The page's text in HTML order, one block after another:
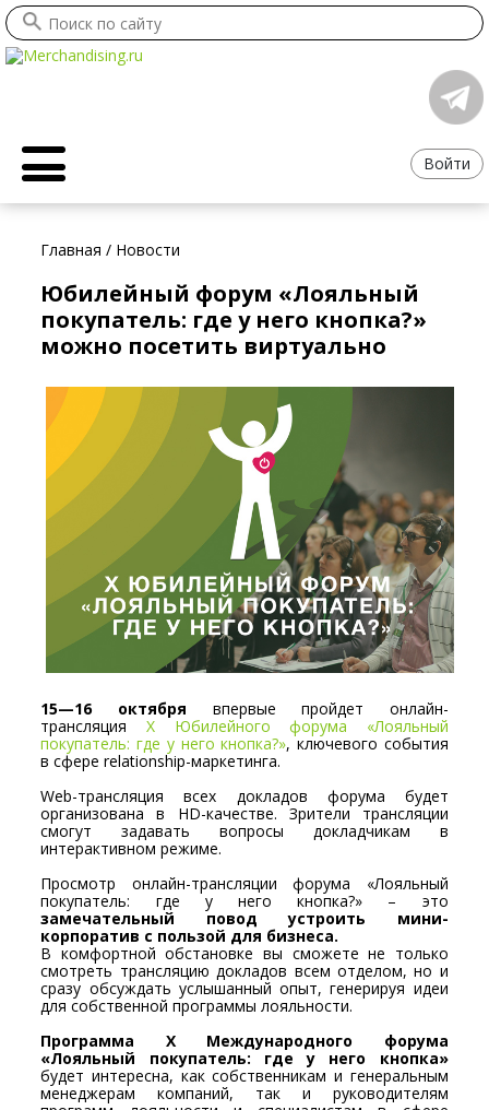
Войти
Главная / Новости
Юбилейный форум «Лояльный
покупатель: где у него кнопка?»
можно посетить виртуально
15—16 октября впервые пройдет онлайн-
трансляция Х Юбилейного форума «Лояльный
покупатель: где у него кнопка?», ключевого события
в сфере relationship-маркетинга.
Web-трансляция всех докладов форума будет
организована в HD-качестве. Зрители трансляции
смогут задавать вопросы докладчикам в
интерактивном режиме.
Просмотр онлайн-трансляции форума «Лояльный
покупатель: где у него кнопка?» – это
замечательный повод устроить мини-
корпоратив с пользой для бизнеса.
В комфортной обстановке вы сможете не только
смотреть трансляцию докладов всем отделом, но и
сразу обсуждать услышанный опыт, генерируя идеи
для собственной программы лояльности.
Программа Х Международного форума
«Лояльный покупатель: где у него кнопка»
будет интересна, как собственникам и генеральным
менеджерам компаний, так и руководителям